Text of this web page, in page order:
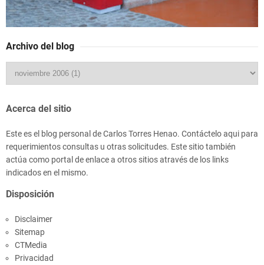
Archivo del blog
Acerca del sitio
Este es el blog personal de Carlos Torres Henao. Contáctelo aqui para
requerimientos consultas u otras solicitudes. Este sitio también
actúa como portal de enlace a otros sitios através de los links
indicados en el mismo.
Disposición
Disclaimer
Sitemap
CTMedia
Privacidad